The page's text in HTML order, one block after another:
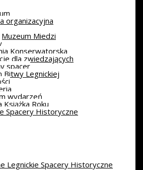
organizacyjna
Miedzi
Konserwatorska
dla zwiedzających
spacer
Bitwy Legnickiej
wydarzeń
Książka Roku
Spacery Historyczne
Legnickie Spacery Historyczne